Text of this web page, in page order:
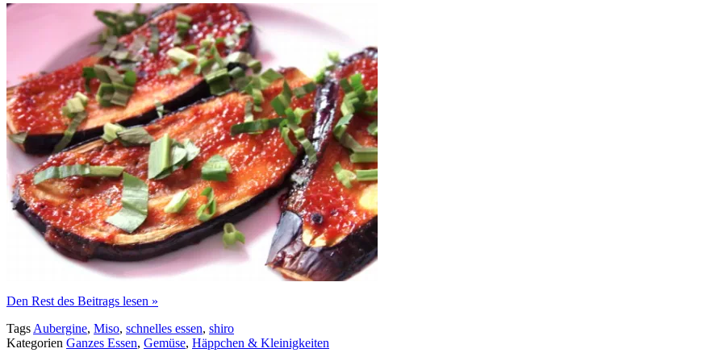
Den Rest des Beitrags lesen »
Tags Aubergine, Miso, schnelles essen, shiro
Kategorien Ganzes Essen, Gemüse, Häppchen & Kleinigkeiten